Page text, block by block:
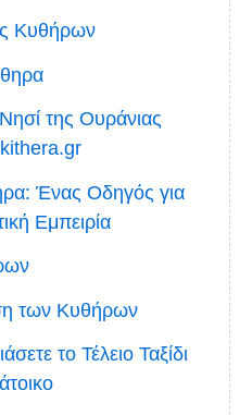
Κυθήρων
της Ουράνιας
kithera.gr
Ένας Οδηγός για
Εμπειρία
των Κυθήρων
το Τέλειο Ταξίδι